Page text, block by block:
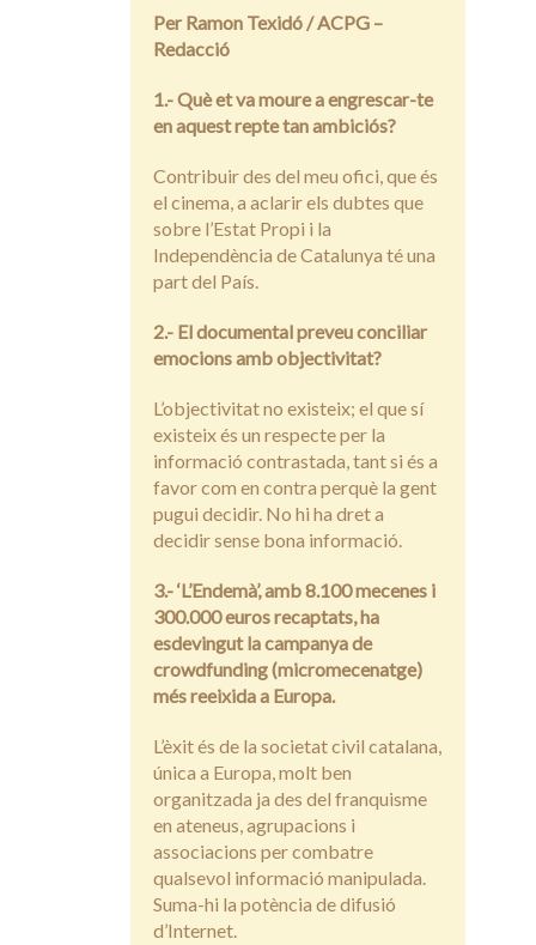
Per Ramon Texidó / ACPG –
Redacció
1.- Què et va moure a engrescar-te
en aquest repte tan ambiciós?
Contribuir des del meu ofici, que és
el cinema, a aclarir els dubtes que
sobre l’Estat Propi i la
Independència de Catalunya té una
part del País.
2.- El documental preveu conciliar
emocions amb objectivitat?
L’objectivitat no existeix; el que sí
existeix és un respecte per la
informació contrastada, tant si és a
favor com en contra perquè la gent
pugui decidir. No hi ha dret a
decidir sense bona informació.
3.- ‘L’Endemà’, amb 8.100 mecenes i
300.000 euros recaptats, ha
esdevingut la campanya de
crowdfunding (micromecenatge)
més reeixida a Europa.
L’èxit és de la societat civil catalana,
única a Europa, molt ben
organitzada ja des del franquisme
en ateneus, agrupacions i
associacions per combatre
qualsevol informació manipulada.
Suma-hi la potència de difusió
d’Internet.